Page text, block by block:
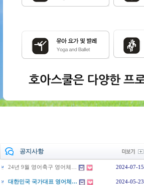
공지사항
24년 9월 영어축구 영어체… 2024-07-15
대한민국 국가대표 영어체… 2024-05-23